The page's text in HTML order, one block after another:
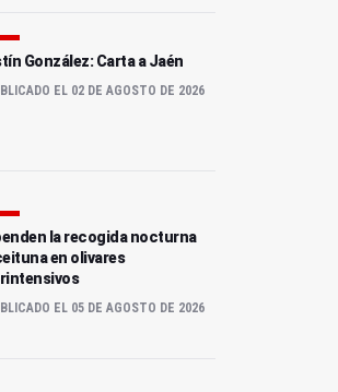
González: Carta a Jaén
EL 02 DE AGOSTO DE 2026
la recogida nocturna
en olivares
EL 05 DE AGOSTO DE 2026